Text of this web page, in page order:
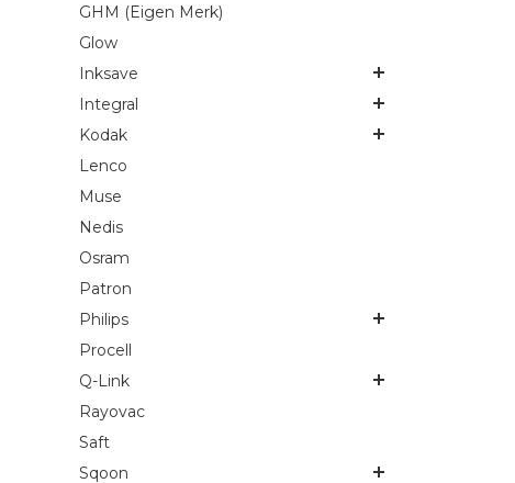
GHM (Eigen Merk)
Glow
Inksave
Integral
Kodak
Lenco
Muse
Nedis
Osram
Patron
Philips
Procell
Q-Link
Rayovac
Saft
Sqoon